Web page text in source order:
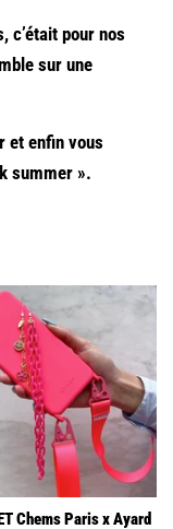
c’était pour nos
sur une
et enfin vous
summer ».
Chems Paris x Ayard